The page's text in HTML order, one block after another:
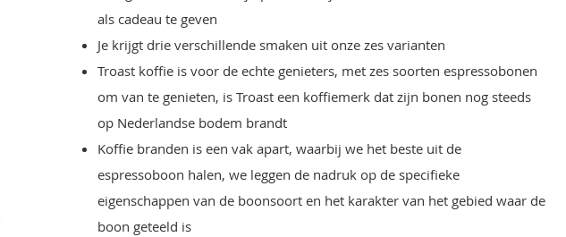
als cadeau te geven
Je krijgt drie verschillende smaken uit onze zes varianten
Troast koffie is voor de echte genieters, met zes soorten espressobonen
om van te genieten, is Troast een koffiemerk dat zijn bonen nog steeds
op Nederlandse bodem brandt
Koffie branden is een vak apart, waarbij we het beste uit de
espressoboon halen, we leggen de nadruk op de specifieke
eigenschappen van de boonsoort en het karakter van het gebied waar de
boon geteeld is